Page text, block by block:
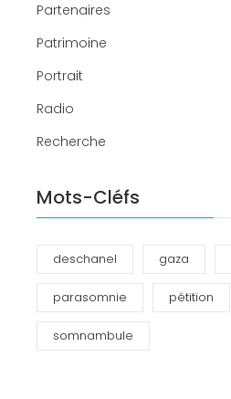
Partenaires
Patrimoine
Portrait
Radio
Recherche
Mots-Cléfs
deschanel gaza
parasomnie pétition
somnambule